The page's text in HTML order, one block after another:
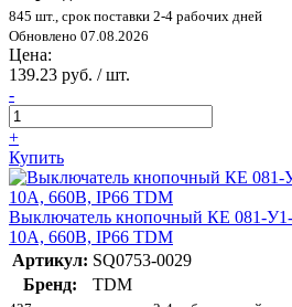
845 шт., срок поставки 2-4 рабочих дней
Обновлено 07.08.2026
Цена:
139.23 руб. / шт.
-
+
Купить
Выключатель кнопочный КЕ 081-
10A, 660B, IP66 TDM
Артикул: SQ0753-0029
Бренд:
TDM